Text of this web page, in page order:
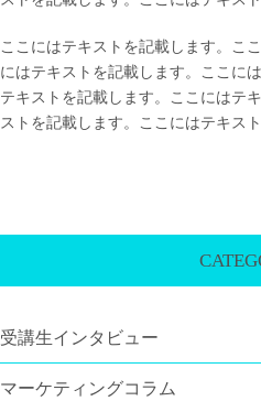
ここにはテキストを記載します。こ
にはテキストを記載します。ここに
テキストを記載します。ここにはテ
ストを記載します。ここにはテキス
受講生インタビュー
マーケティングコラム